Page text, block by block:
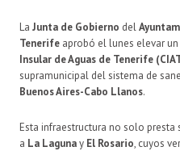
La Junta de Gobierno del
Tenerife aprobó el lunes elevar
Insular de Aguas de Tenerife
supramunicipal del sistema de
Buenos Aires-Cabo Llanos.
Esta infraestructura no solo
a La Lagunay El Rosario, cuyos